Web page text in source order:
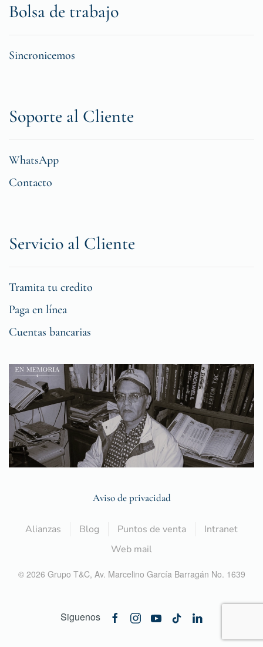
Bolsa de trabajo
Sincronicemos
Soporte al Cliente
WhatsApp
Contacto
Servicio al Cliente
Tramita tu credito
Paga en línea
Cuentas bancarias
Aviso de privacidad
Alianzas Blog Puntos de venta
Intranet
Web mail
© 2026 Grupo T&C, Av. Marcelino García Barragán No. 1639
Siguenos